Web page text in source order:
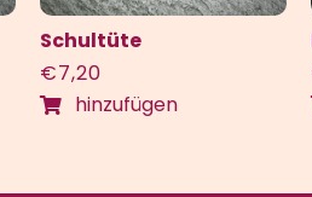
Schultüte
€7,20
hinzufügen